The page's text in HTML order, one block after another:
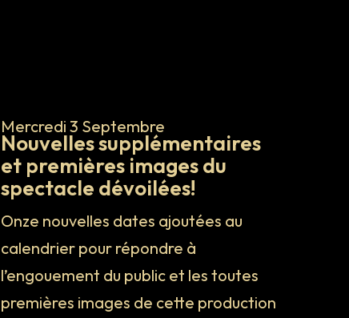
Mercredi 3 Septembre
Nouvelles supplémentaires
et premières images du
spectacle dévoilées!
Onze nouvelles dates ajoutées au
calendrier pour répondre à
l’engouement du public et les toutes
premières images de cette production